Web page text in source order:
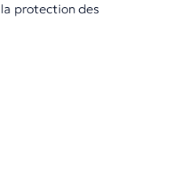
protection des